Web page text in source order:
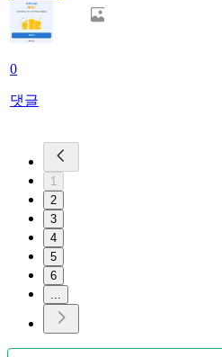
0
댓글
1
2
3
4
5
6